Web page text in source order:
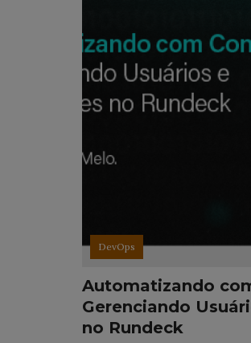
DevOps
Automatizando
Gerenciando
no Rundeck